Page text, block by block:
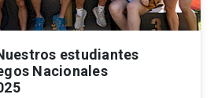
estudiantes
Nacionales